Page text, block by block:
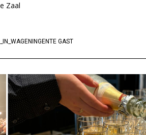
Zaal
TE GAST